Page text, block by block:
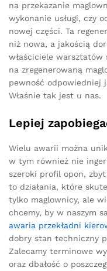
na przekazanie
wykonanie usługi, czy
nowej części. Ta
niż nowa, a jakością
właściciele warsztatów
na zregenerowaną
pewność odpowiedniej
Właśnie tak jest u nas.
Lepiej
Wielu awarii można
w tym również nie
szeroki profil opon,
to działania, które
tylko maglownicy, ale
chcemy, by w naszym
awaria przekładni
dobry stan techniczny
Zalecamy terminowe
oraz dbałość o